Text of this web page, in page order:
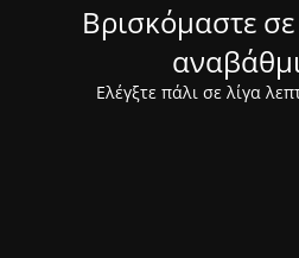
Βρισκόμαστε
Ελέγξτε πάλι σε λίγα